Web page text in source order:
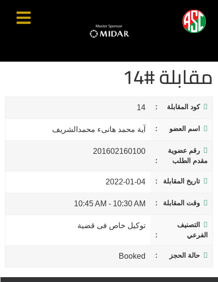
مقابلة #14
كود المقابلة 14
اسم العضو آية محمد هانىء محمدالشريف
رقم عضوية
مقدم الطلب
201602160100
تاريخ المقابلة 2022-01-04
وقت المقابلة 10:30 AM
-
10:45 AM
التصنيف
الفرعي
توكيل خاص فى قضية
حالة الحجز Booked